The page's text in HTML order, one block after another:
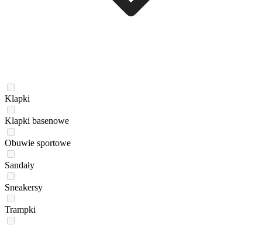
Klapki
Klapki basenowe
Obuwie sportowe
Sandały
Sneakersy
Trampki